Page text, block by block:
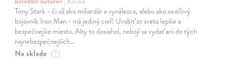
Tony Stark - či už ako miliardár a vynálezca, alebo ako oceľový
bojovník Iron Man - má jediný cieľ: Urobiť zo sveta lepšie a
bezpečnejšie miesto. Aby to dosiahol, nebojí sa vydať ani do tých
najnebezpečnejších…
Na sklade ?